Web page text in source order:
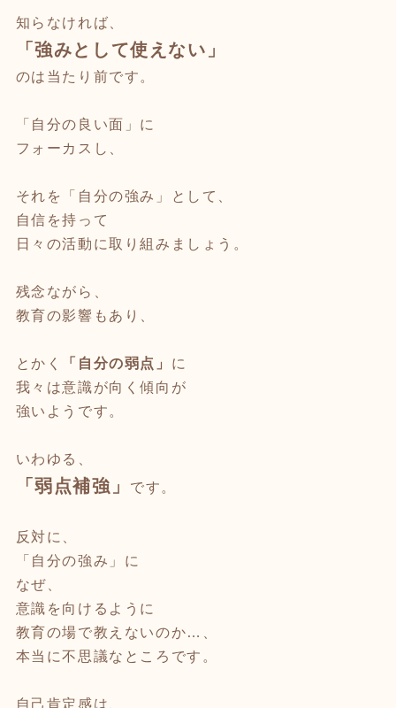
知らなければ、
「強みとして使えない」
のは当たり前です。
「自分の良い面」に
フォーカスし、
それを「自分の強み」として、
自信を持って
日々の活動に取り組みましょう。
残念ながら、
教育の影響もあり、
とかく 「自分の弱点」 に
我々は意識が向く傾向が
強いようです。
いわゆる、
「弱点補強」 です。
反対に、
「自分の強み」に
なぜ、
意識を向けるように
教育の場で教えないのか…、
本当に不思議なところです。
自己肯定感は、